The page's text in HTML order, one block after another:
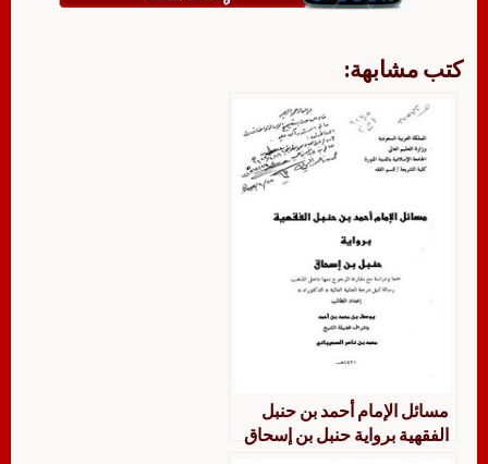
كتب مشابهة:
مسائل الإمام أحمد بن حنبل
الفقهية برواية حنبل بن إسحاق